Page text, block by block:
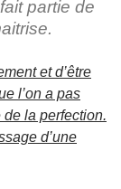
partie de
et d’être
l’on a pas
la perfection.
d’une